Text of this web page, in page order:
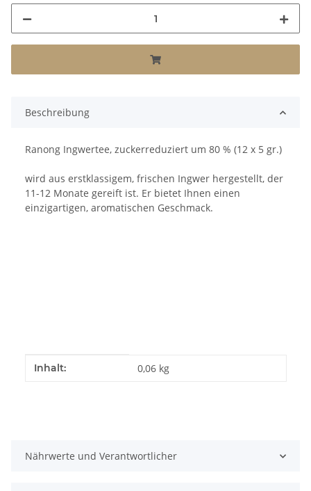
Beschreibung
Ranong Ingwertee, zuckerreduziert um 80 % (12 x 5 gr.)
wird aus erstklassigem, frischen Ingwer hergestellt, der
11-12 Monate gereift ist. Er bietet Ihnen einen
einzigartigen, aromatischen Geschmack.
Produkteigenschaft
Wert
Inhalt: 0,06 kg
Nährwerte und Verantwortlicher